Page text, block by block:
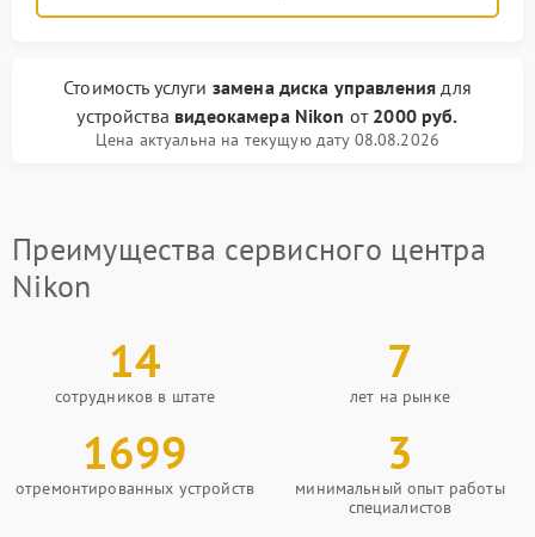
Стоимость услуги замена диска управления для
устройства видеокамера Nikon от 2000 руб.
Цена актуальна на текущую дату 08.08.2026
Преимущества сервисного центра
Nikon
14
сотрудников в штате
7
лет на рынке
1699
отремонтированных устройств
3
минимальный опыт работы
специалистов